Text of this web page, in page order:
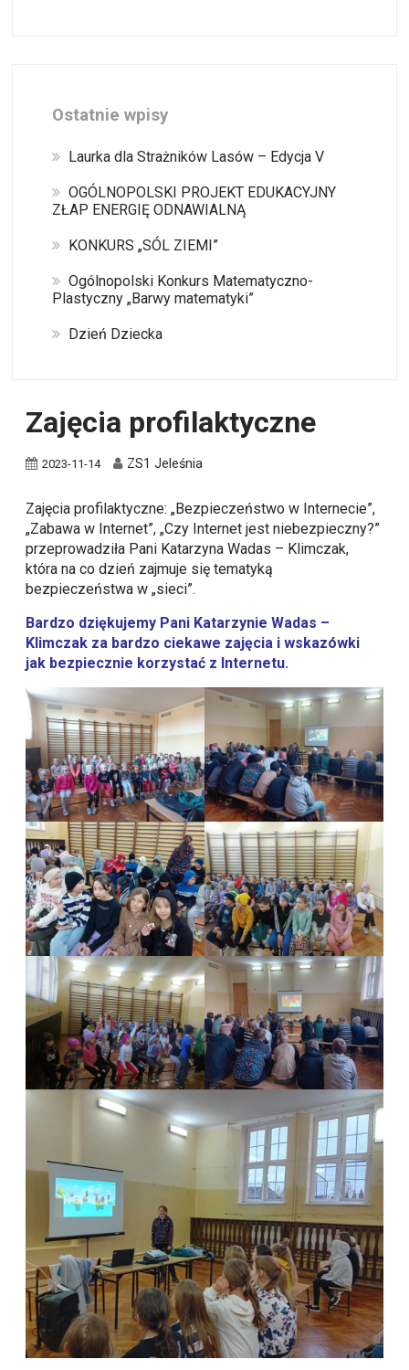
Ostatnie wpisy
Laurka dla Strażników Lasów – Edycja V
OGÓLNOPOLSKI PROJEKT EDUKACYJNY
ZŁAP ENERGIĘ ODNAWIALNĄ
KONKURS „SÓL ZIEMI”
Ogólnopolski Konkurs Matematyczno-
Plastyczny „Barwy matematyki”
Dzień Dziecka
Zajęcia profilaktyczne
2023-11-14 ZS1 Jeleśnia
Zajęcia profilaktyczne: „Bezpieczeństwo w Internecie”,
„Zabawa w Internet”, „Czy Internet jest niebezpieczny?”
przeprowadziła Pani Katarzyna Wadas – Klimczak,
która na co dzień zajmuje się tematyką
bezpieczeństwa w „sieci”.
Bardzo dziękujemy Pani Katarzynie Wadas –
Klimczak za bardzo ciekawe zajęcia i wskazówki
jak bezpiecznie korzystać z Internetu.